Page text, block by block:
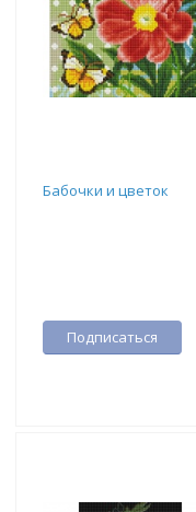
Бабочки и цветок
Подписаться